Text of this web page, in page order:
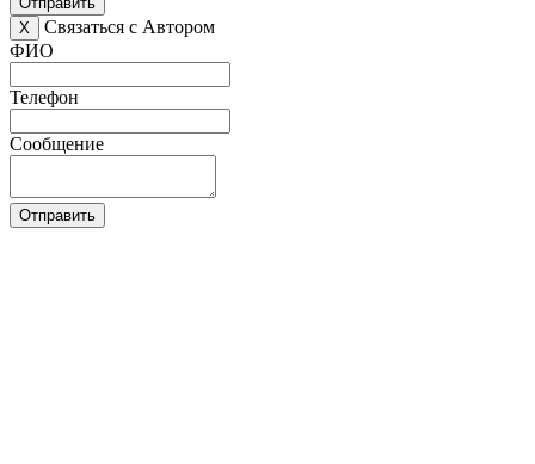
X
Связаться с Автором
ФИО
Телефон
Сообщение
Отправить